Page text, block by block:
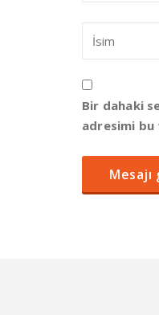
Bir dahaki
adresimi bu